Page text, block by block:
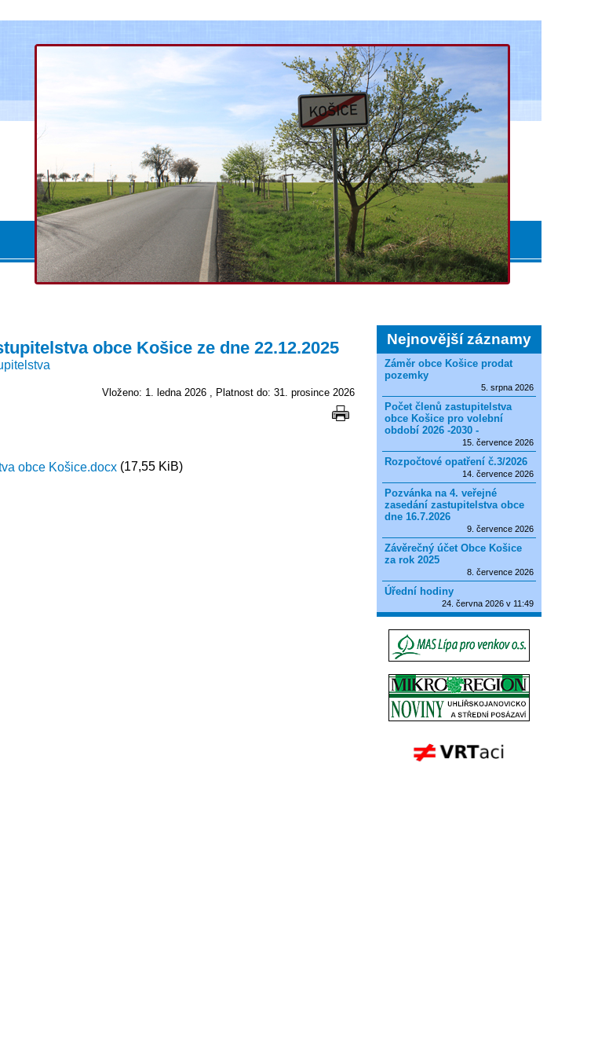
obce Košice ze dne 22.12.2025
Vloženo: 1. ledna 2026 Platnost do: 31. prosince 2026
obce Košice.docx (17,55 KiB)
Nejnovější záznamy
Záměr obce Košice prodat
pozemky
5. srpna 2026
Počet členů zastupitelstva
obce Košice pro volební
období 2026 -2030 -
15. července 2026
Rozpočtové opatření č.3/2026
14. července 2026
Pozvánka na 4. veřejné
zasedání zastupitelstva obce
dne 16.7.2026
9. července 2026
Závěrečný účet Obce Košice
za rok 2025
8. července 2026
Úřední hodiny
24. června 2026 v 11:49